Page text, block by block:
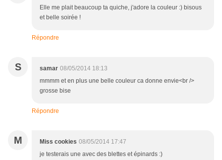
Elle me plait beaucoup ta quiche, j'adore la couleur :) bisous
et belle soirée !
Répondre
S samar 08/05/2014 18:13
mmmm et en plus une belle couleur ca donne envie<br />
grosse bise
Répondre
M Miss cookies 08/05/2014 17:47
je testerais une avec des blettes et épinards :)